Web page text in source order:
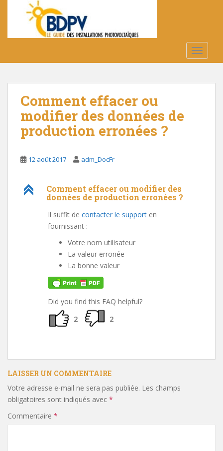
o
Comment effacer ou
modifier des données de
production erronées ?
12 août 2017 adm_DocFr
C
Comment effacer ou modifier des
données de production erronées ?
Il suffit de contacter le support en
fournissant :
Votre nom utilisateur
La valeur erronée
La bonne valeur
Did you find this FAQ helpful?
2
2
LAISSER UN COMMENTAIRE
Votre adresse e-mail ne sera pas publiée. Les champs
obligatoires sont indiqués avec *
Commentaire *